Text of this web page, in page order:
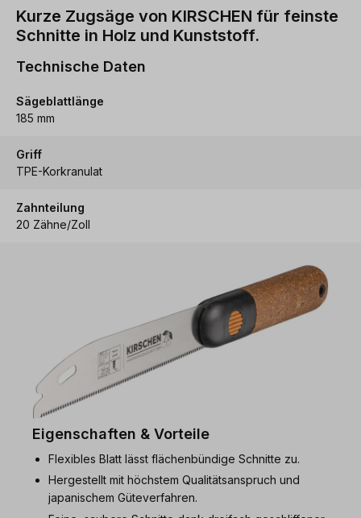
Kurze Zugsäge von KIRSCHEN für feinste
Schnitte in Holz und Kunststoff.
Technische Daten
Sägeblattlänge
185 mm
Griff
TPE-Korkranulat
Zahnteilung
20 Zähne/Zoll
Eigenschaften & Vorteile
Flexibles Blatt lässt flächenbündige Schnitte zu.
Hergestellt mit höchstem Qualitätsanspruch und
japanischem Güteverfahren.